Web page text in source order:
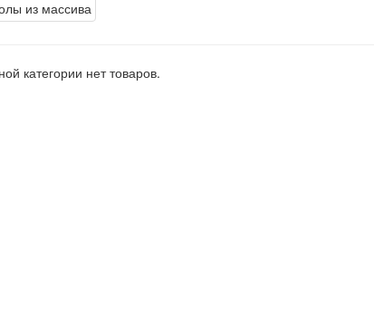
категории нет товаров.